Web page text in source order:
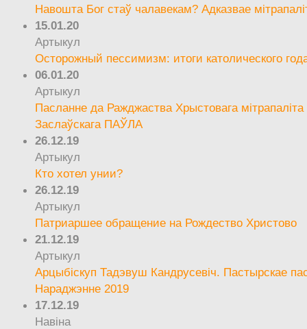
Навошта Бог стаў чалавекам? Адказвае
15.01.20
Артыкул
Осторожный пессимизм: итоги католического
06.01.20
Артыкул
Пасланне да Ражджаства Хрыстовага мітрапаліта
Заслаўскага ПАЎЛА
26.12.19
Артыкул
Кто хотел унии?
26.12.19
Артыкул
Патриаршее обращение на Рождество Христово
21.12.19
Артыкул
Арцыбіскуп Тадэвуш Кандрусевіч. Пастырскае
Нараджэнне 2019
17.12.19
Навіна